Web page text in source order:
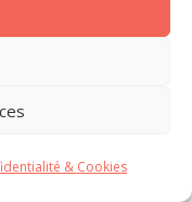
& Cookies